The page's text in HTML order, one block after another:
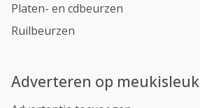
Platen- en cdbeurzen
Ruilbeurzen
Adverteren op meukisleuk